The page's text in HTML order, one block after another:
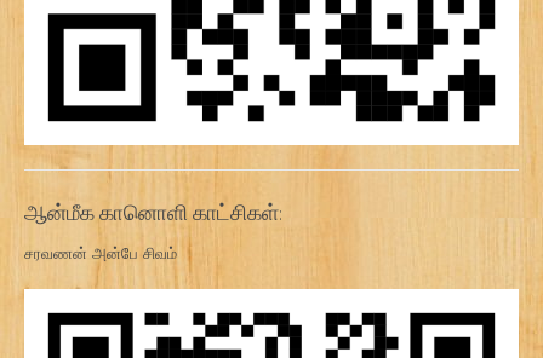
ஆன்மீக கானொளி காட்சிகள்:
சரவணன் அன்பே சிவம்